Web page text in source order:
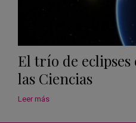
El trío de eclipses
las Ciencias
Leer más